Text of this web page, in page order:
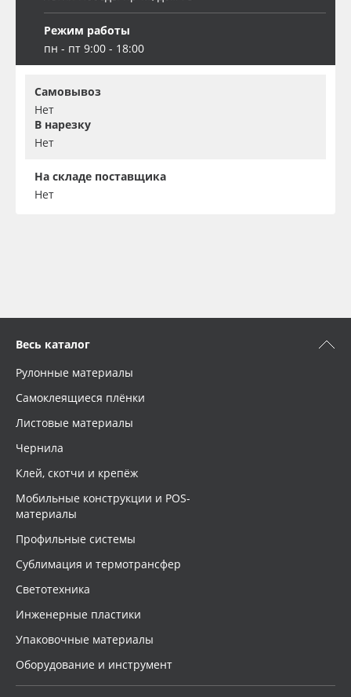
Режим работы
пн - пт 9:00 - 18:00
Самовывоз
Нет
В нарезку
Нет
На складе поставщика
Нет
Весь каталог
Рулонные материалы
Самоклеящиеся плёнки
Листовые материалы
Чернила
Клей, скотчи и крепёж
Мобильные конструкции и POS-
материалы
Профильные системы
Сублимация и термотрансфер
Светотехника
Инженерные пластики
Упаковочные материалы
Оборудование и инструмент